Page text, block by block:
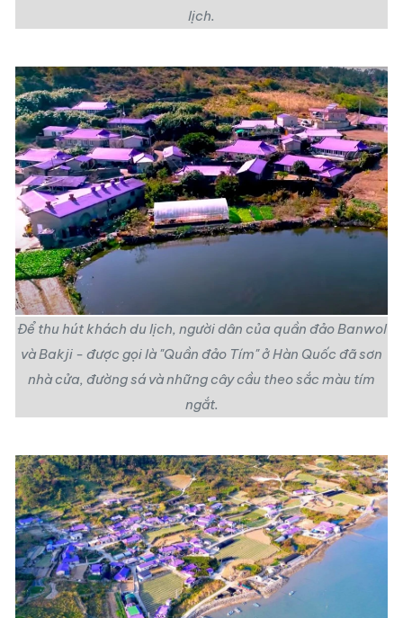
lịch.
Để thu hút khách du lịch, người dân của quần đảo Banwol
và Bakji - được gọi là "Quần đảo Tím" ở Hàn Quốc đã sơn
nhà cửa, đường sá và những cây cầu theo sắc màu tím
ngắt.